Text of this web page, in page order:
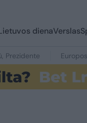
dienaVerslas
Prezidente